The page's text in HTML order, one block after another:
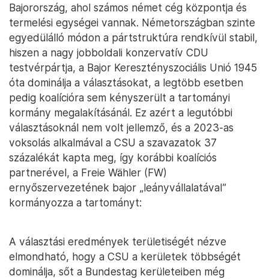
Bajorország, ahol számos német cég központja és
termelési egységei vannak. Németországban szinte
egyedülálló módon a pártstruktúra rendkívül stabil,
hiszen a nagy jobboldali konzervatív CDU
testvérpártja, a Bajor Keresztényszociális Unió 1945
óta dominálja a választásokat, a legtöbb esetben
pedig koalícióra sem kényszerült a tartományi
kormány megalakításánál. Ez azért a legutóbbi
választásoknál nem volt jellemző, és a 2023-as
voksolás alkalmával a CSU a szavazatok 37
százalékát kapta meg, így korábbi koalíciós
partnerével, a Freie Wähler (FW)
ernyőszervezetének bajor „leányvállalatával”
kormányozza a tartományt:
A választási eredmények területiségét nézve
elmondható, hogy a CSU a kerületek többségét
dominálja, sőt a Bundestag kerületeiben még